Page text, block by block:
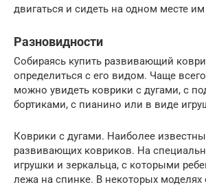
двигаться и сидеть на одном месте
Разновидности
Собираясь купить развивающий
определиться с его видом. Чаще
можно увидеть коврики с дугами, с
бортиками, с пианино или в виде
Коврики с дугами. Наиболее
развивающих ковриков. На
игрушки и зеркальца, с которыми
лежа на спинке. В некоторых моделях